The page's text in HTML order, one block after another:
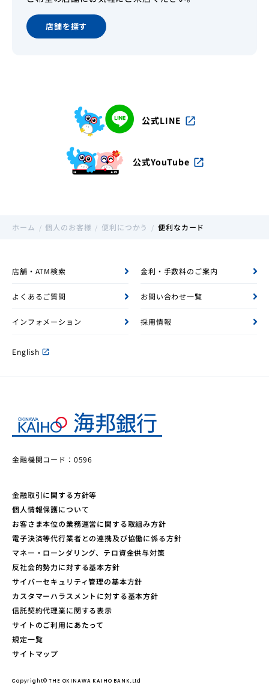
店舗を探す
公式LINE open_in_new
公式YouTube open_in_new
ホーム 個人のお客様 便利につかう 便利なカード
店舗・ATM検索 金利・手数料のご案内
よくあるご質問 お問い合わせ一覧
インフォメーション 採用情報
English open_in_new
金融機関コード：0596
金融取引に関する方針等
個人情報保護について
お客さま本位の業務運営に関する取組み方針
電子決済等代行業者との連携及び協働に係る方針
マネー・ローンダリング、テロ資金供与対策
反社会的勢力に対する基本方針
サイバーセキュリティ管理の基本方針
カスタマーハラスメントに対する基本方針
信託契約代理業に関する表示
サイトのご利用にあたって
規定一覧
サイトマップ
Copyright© THE OKINAWA KAIHO BANK,Ltd